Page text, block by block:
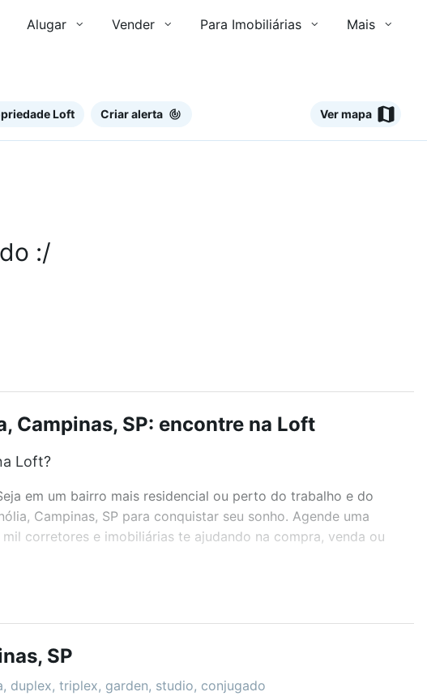
Alugar Vender Para Imobiliárias Mais
Loft Criar alerta Ver mapa
:/
Campinas, SP: encontre na Loft
Loft?
em um bairro mais residencial ou perto do trabalho e do
Campinas, SP para conquistar seu sonho. Agende uma
corretores e imobiliárias te ajudando na compra, venda ou
usar os filtros como quantidade de quartos, suítes, com
academia, salão de festas ou área verde e encontrar
SP
duplex, triplex, garden, studio, conjugado